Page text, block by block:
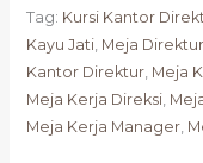
Tag: Kursi Kantor
Kayu Jati, Meja
Kantor Direktur, Meja
Meja Kerja Direksi,
Meja Kerja Manager,